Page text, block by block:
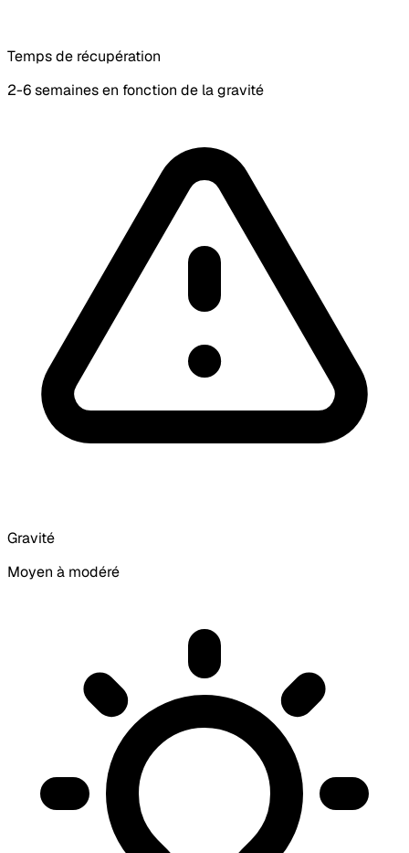
Temps de récupération
2-6 semaines en fonction de la gravité
Gravité
Moyen à modéré